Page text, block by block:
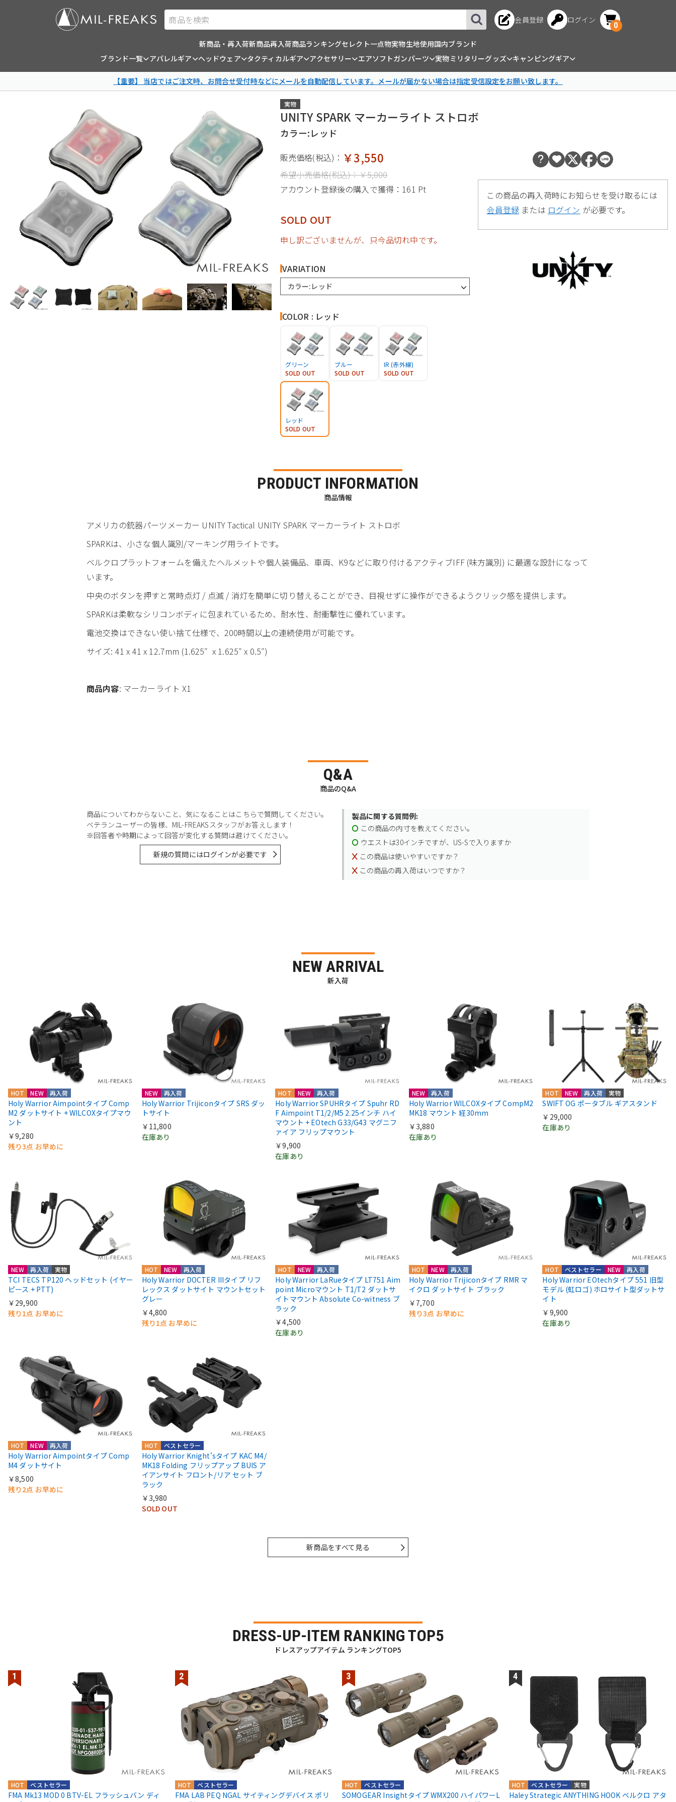
商品を検索 会員登録 ログイン
0
新商品・再入荷新商品再入荷商品ランキングセレクト一点物実物生地使用国内ブランド
ブランド一覧
アパレルギア ヘッドウェア タクティカルギア アクセサリー エアソフトガンパーツ 実物ミリタリーグッズ キャンピングギア
【重要】 当店ではご注文時、お問合せ受付時などにメールを自動配信しています。メールが届かない場合は指定受信設定をお願い致します。
実物
UNITY SPARK マーカーライト ストロボ
カラー:レッド
販売価格(税込)： ￥3,550
希望小売価格(税込)：￥5,000
アカウント登録後の購入で獲得： 161 Pt
SOLD OUT
申し訳ございませんが、只今品切れ中です。
VARIATION
カラー:レッド
COLOR : レッド
グリーン
SOLD OUT
ブルー
SOLD OUT
IR (赤外線)
SOLD OUT
レッド
SOLD OUT
この商品の再入荷時にお知らせを受け取るには
会員登録 または ログイン が必要です。
PRODUCT INFORMATION
商品情報
アメリカの銃器パーツメーカー UNITY Tactical UNITY SPARK マーカーライト ストロボ
SPARKは、小さな個人識別/マーキング用ライトです。
ベルクロプラットフォームを備えたヘルメットや個人装備品、車両、K9などに取り付けるアクティブIFF (味方識別) に最適な設計になって
います。
中央のボタンを押すと常時点灯 / 点滅 / 消灯を簡単に切り替えることができ、目視せずに操作ができるようクリック感を提供します。
SPARKは柔軟なシリコンボディに包まれているため、耐水性、耐衝撃性に優れています。
電池交換はできない使い捨て仕様で、200時間以上の連続使用が可能です。
サイズ: 41 x 41 x 12.7mm (1.625″ x 1.625″ x 0.5″)
商品内容: マーカーライト X1
Q&A
商品のQ&A
商品についてわからないこと、気になることはこちらで質問してください。
ベテランユーザーの皆様、MIL-FREAKSスタッフがお答えします！
※回答者や時期によって回答が変化する質問は避けてください。
新規の質問にはログインが必要です
製品に関する質問例:
この商品の内寸を教えてください。
ウエストは30インチですが、US-Sで入りますか
この商品は使いやすいですか？
この商品の再入荷はいつですか？
NEW ARRIVAL
新入荷
HOT NEW 再入荷
Holy Warrior Aimpointタイプ Comp
M2 ダットサイト + WILCOXタイプマウ
ント
￥9,280
残り3点 お早めに
NEW 再入荷
Holy Warrior Trijiconタイプ SRS ダッ
トサイト
￥11,800
在庫あり
HOT NEW 再入荷
Holy Warrior SPUHRタイプ Spuhr RD
F Aimpoint T1/2/M5 2.25インチ ハイ
マウント + EOtech G33/G43 マグニフ
ァイア フリップマウント
￥9,900
在庫あり
NEW 再入荷
Holy Warrior WILCOXタイプ CompM2
MK18 マウント 経30mm
￥3,880
在庫あり
HOT NEW 再入荷 実物
SWIFT OG ポータブル ギアスタンド
￥29,000
在庫あり
NEW 再入荷 実物
TCI TECS TP120 ヘッドセット (イヤー
ピース + PTT)
￥29,900
残り1点 お早めに
HOT NEW 再入荷
Holy Warrior DOCTER IIIタイプ リフ
レックス ダットサイト マウントセット
グレー
￥4,800
残り1点 お早めに
HOT NEW 再入荷
Holy Warrior LaRueタイプ LT751 Aim
point Microマウント T1/T2 ダットサ
イトマウント Absolute Co-witness ブ
ラック
￥4,500
在庫あり
HOT NEW 再入荷
Holy Warrior Trijiconタイプ RMR マ
イクロ ダットサイト ブラック
￥7,700
残り3点 お早めに
HOT NEW 再入荷
ベストセラー
Holy Warrior EOtechタイプ 551 旧型
モデル (虹ロゴ) ホロサイト型ダットサ
イト
￥9,900
在庫あり
HOT NEW 再入荷
Holy Warrior Aimpointタイプ Comp
M4 ダットサイト
￥8,500
残り2点 お早めに
HOT ベストセラー
Holy Warrior Knight'sタイプ KAC M4/
MK18 Folding フリップアップ BUIS ア
イアンサイト フロント/リア セット ブ
ラック
￥3,980
SOLD OUT
新商品をすべて見る
DRESS-UP-ITEM RANKING TOP5
ドレスアップアイテム ランキングTOP5
ベストセラー
HOT
FMA Mk13 MOD 0 BTV-EL フラッシュバン ディ
ベストセラー
HOT
FMA LAB PEQ NGAL サイティングデバイス ポリ
ベストセラー
HOT
SOMOGEAR Insightタイプ WMX200 ハイパワーL
実物
ベストセラー
HOT
Haley Strategic ANYTHING HOOK ベルクロ アタ